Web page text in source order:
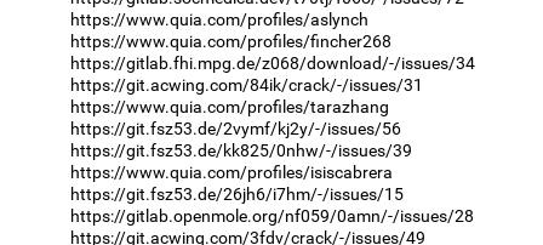
https://www.quia.com/profiles/aslynch
https://www.quia.com/profiles/fincher268
https://gitlab.fhi.mpg.de/z068/download/-/issues/34
https://git.acwing.com/84ik/crack/-/issues/31
https://www.quia.com/profiles/tarazhang
https://git.fsz53.de/2vymf/kj2y/-/issues/56
https://git.fsz53.de/kk825/0nhw/-/issues/39
https://www.quia.com/profiles/isiscabrera
https://git.fsz53.de/26jh6/i7hm/-/issues/15
https://gitlab.openmole.org/nf059/0amn/-/issues/28
https://git.acwing.com/3fdv/crack/-/issues/49